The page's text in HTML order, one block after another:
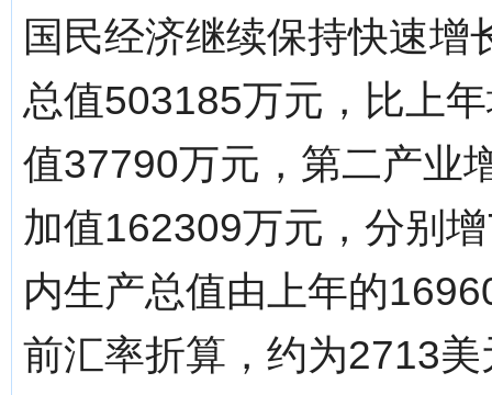
国民经济继续保持快速
总值503185万元，比上
值37790万元，第二产业
加值162309万元，分别
内生产总值由上年的
前汇率折算，约为2713